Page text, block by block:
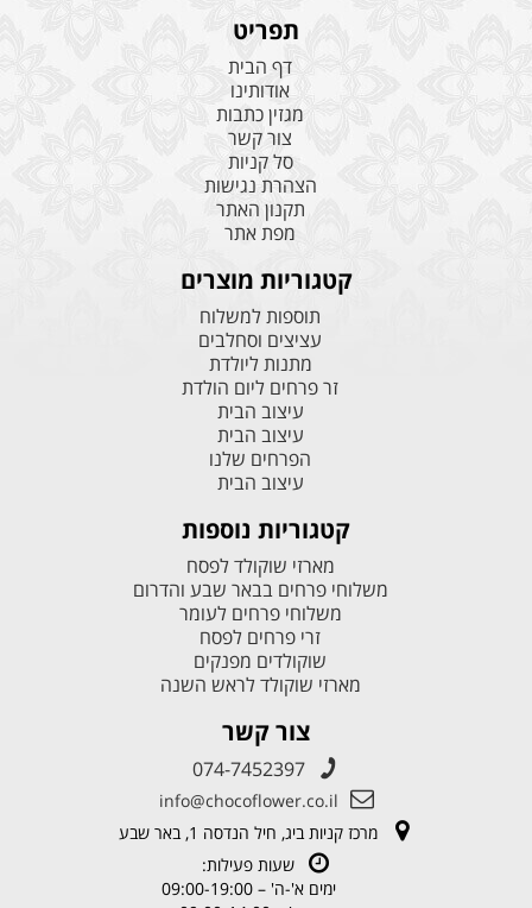
תפריט
דף הבית
אודותינו
מגזין כתבות
צור קשר
סל קניות
הצהרת נגישות
תקנון האתר
מפת אתר
קטגוריות מוצרים
תוספות למשלוח
עציצים וסחלבים
מתנות ליולדת
זר פרחים ליום הולדת
עיצוב הבית
עיצוב הבית
הפרחים שלנו
עיצוב הבית
קטגוריות נוספות
מארזי שוקולד לפסח
משלוחי פרחים בבאר שבע והדרום
משלוחי פרחים לעומר
זרי פרחים לפסח
שוקולדים מפנקים
מארזי שוקולד לראש השנה
צור קשר
074-7452397
info@chocoflower.co.il
מרכז קניות ביג, חיל הנדסה 1, באר שבע
שעות פעילות:
ימים א'-ה' – 09:00-19:00